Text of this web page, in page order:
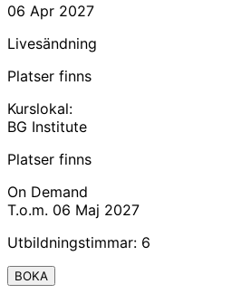
06 Apr 2027
Livesändning
Platser finns
Kurslokal:
BG Institute
Platser finns
On Demand
T.o.m. 06 Maj 2027
Utbildningstimmar: 6
BOKA